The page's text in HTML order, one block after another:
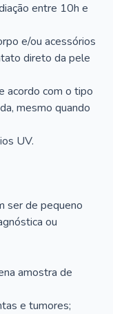
entre 10h e
e/ou acessórios
direto da pele
acordo com o tipo
mesmo quando
UV.
ser de pequeno
ou
amostra de
e tumores;